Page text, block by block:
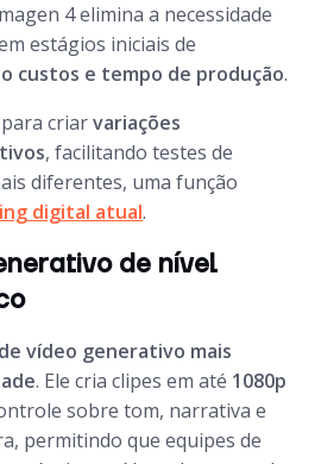
4 elimina a necessidade
estágios iniciais de
custos e tempo de produção.
criarvariações
, facilitando testes de
diferentes, uma função
digital atual.
de nível
vídeo generativo mais
. Ele cria clipes em até 1080p
sobre tom, narrativa e
permitindo que equipes de